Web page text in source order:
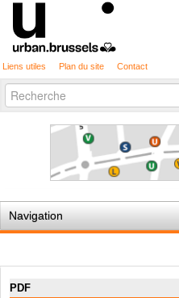
Liens utiles Plan du site Contact
Chercher par
Recherche
avancée…
Navigation
Règles du jeu
Permis d'urbanisme
PDF